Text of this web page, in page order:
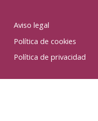
Aviso legal
Política de cookies
Política de privacidad